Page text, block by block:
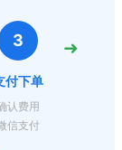
3
付下单
认费用
信支付
➜